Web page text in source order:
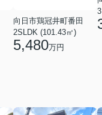
向日市鶏冠井町番田
2SLDK (101.43㎡)
5,480万円